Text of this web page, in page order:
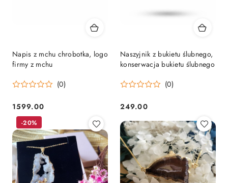
Napis z mchu chrobotka, logo
firmy z mchu
(0)
Cena:
1599.00
Naszyjnik z bukietu ślubnego,
konserwacja bukietu ślubnego
(0)
Cena:
249.00
-20%